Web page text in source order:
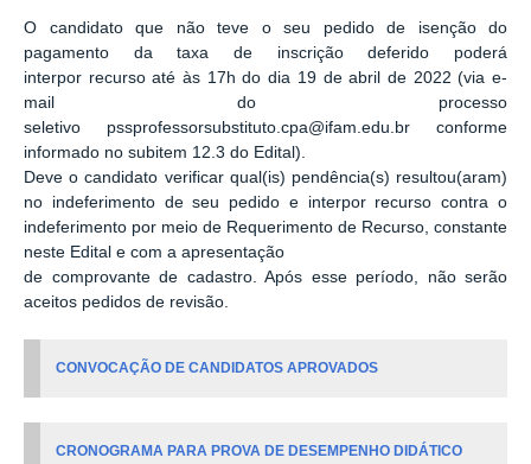
O candidato que não teve o seu pedido de isenção do
pagamento da taxa de inscrição deferido poderá
interpor recurso até às 17h do dia 19 de abril de 2022 (via e-
mail do processo
seletivo pssprofessorsubstituto.cpa@ifam.edu.br conforme
informado no subitem 12.3 do Edital).
Deve o candidato verificar qual(is) pendência(s) resultou(aram)
no indeferimento de seu pedido e interpor recurso contra o
indeferimento por meio de Requerimento de Recurso, constante
neste Edital e com a apresentação
de comprovante de cadastro. Após esse período, não serão
aceitos pedidos de revisão.
CONVOCAÇÃO DE CANDIDATOS APROVADOS
CRONOGRAMA PARA PROVA DE DESEMPENHO DIDÁTICO